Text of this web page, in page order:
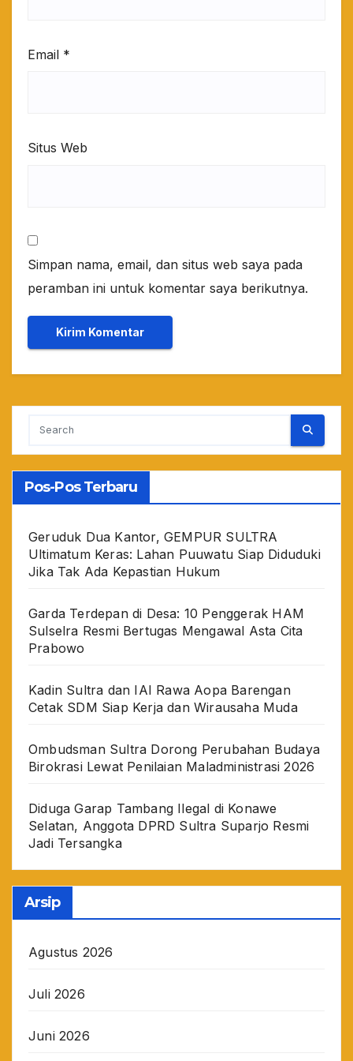
Email *
Situs Web
Simpan nama, email, dan situs web saya pada
peramban ini untuk komentar saya berikutnya.
Pos-Pos Terbaru
Geruduk Dua Kantor, GEMPUR SULTRA
Ultimatum Keras: Lahan Puuwatu Siap Diduduki
Jika Tak Ada Kepastian Hukum
Garda Terdepan di Desa: 10 Penggerak HAM
Sulselra Resmi Bertugas Mengawal Asta Cita
Prabowo
Kadin Sultra dan IAI Rawa Aopa Barengan
Cetak SDM Siap Kerja dan Wirausaha Muda
Ombudsman Sultra Dorong Perubahan Budaya
Birokrasi Lewat Penilaian Maladministrasi 2026
Diduga Garap Tambang Ilegal di Konawe
Selatan, Anggota DPRD Sultra Suparjo Resmi
Jadi Tersangka
Arsip
Agustus 2026
Juli 2026
Juni 2026